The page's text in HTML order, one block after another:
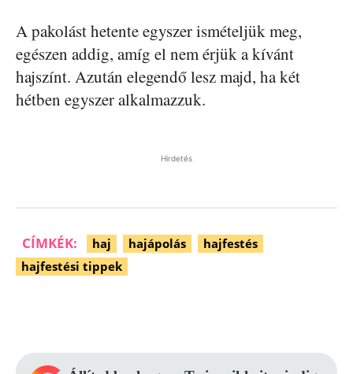
A pakolást hetente egyszer ismételjük meg,
egészen addig, amíg el nem érjük a kívánt
hajszínt. Azután elegendő lesz majd, ha két
hétben egyszer alkalmazzuk.
Hirdetés
CÍMKÉK: haj hajápolás
hajfestés
hajfestési tippek